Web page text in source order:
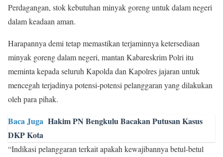
Perdagangan, stok kebutuhan minyak goreng untuk dalam negeri
dalam keadaan aman.
Harapannya demi tetap memastikan terjaminnya ketersediaan
minyak goreng dalam negeri, mantan Kabareskrim Polri itu
meminta kepada seluruh Kapolda dan Kapolres jajaran untuk
mencegah terjadinya potensi-potensi pelanggaran yang dilakukan
oleh para pihak.
Baca Juga Hakim PN Bengkulu Bacakan Putusan Kasus
DKP Kota
“Indikasi pelanggaran terkait apakah kewajibannya betul-betul